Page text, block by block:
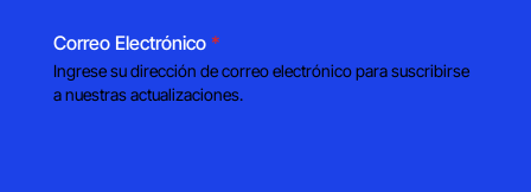
Correo Electrónico *
Ingrese su dirección de correo electrónico para suscribirse
a nuestras actualizaciones.